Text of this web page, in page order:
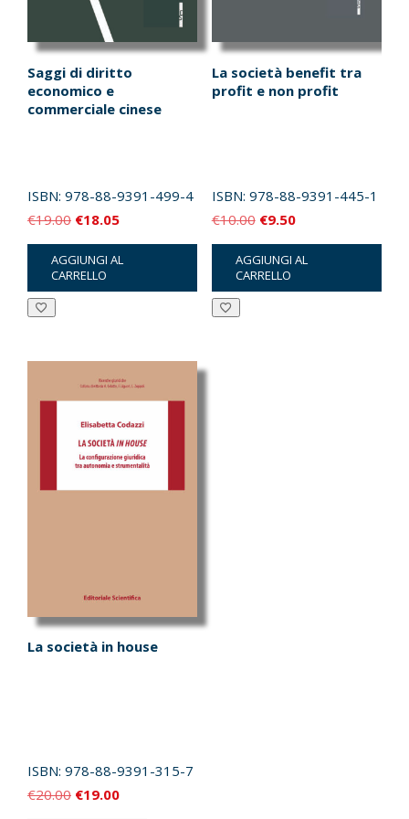
Saggi di diritto
economico e
commerciale cinese
ISBN: 978-88-9391-499-4
€19.00 Il
prezzo
originale
era:
€18.05Il
prezzo
attuale
è:
AGGIUNGI AL
CARRELLO
La società benefit tra
profit e non profit
ISBN: 978-88-9391-445-1
€10.00 Il
prezzo
originale
era:
€9.50Il
prezzo
attuale
è:
AGGIUNGI AL
CARRELLO
La società in house
ISBN: 978-88-9391-315-7
€20.00 Il
€19.00Il